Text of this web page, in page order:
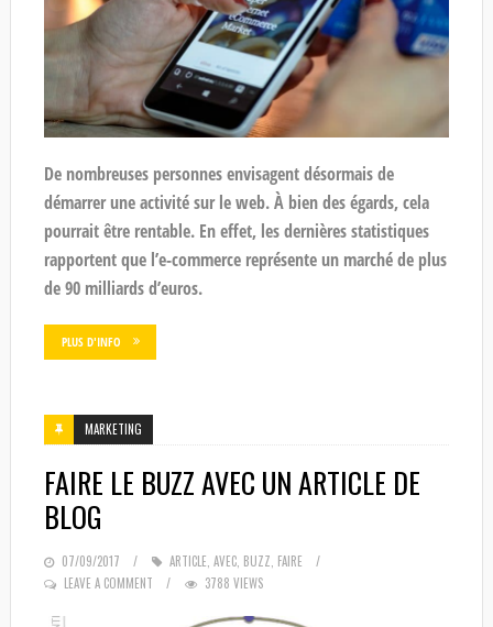
De nombreuses personnes envisagent désormais de
démarrer une activité sur le web. À bien des égards, cela
pourrait être rentable. En effet, les dernières statistiques
rapportent que l’e-commerce représente un marché de plus
de 90 milliards d’euros.
PLUS D'INFO
MARKETING
FAIRE LE BUZZ AVEC UN ARTICLE DE
BLOG
POSTED
ON
07/09/2017 ARTICLE AVEC, BUZZ FAIRE
LEAVE A COMMENT
3788 VIEWS